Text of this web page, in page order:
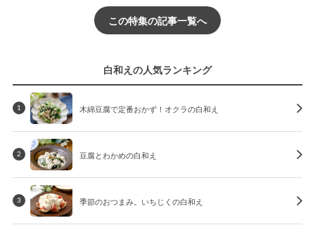
この特集の記事一覧へ
白和えの人気ランキング
1 木綿豆腐で定番おかず！オクラの白和え
2 豆腐とわかめの白和え
3 季節のおつまみ。いちじくの白和え